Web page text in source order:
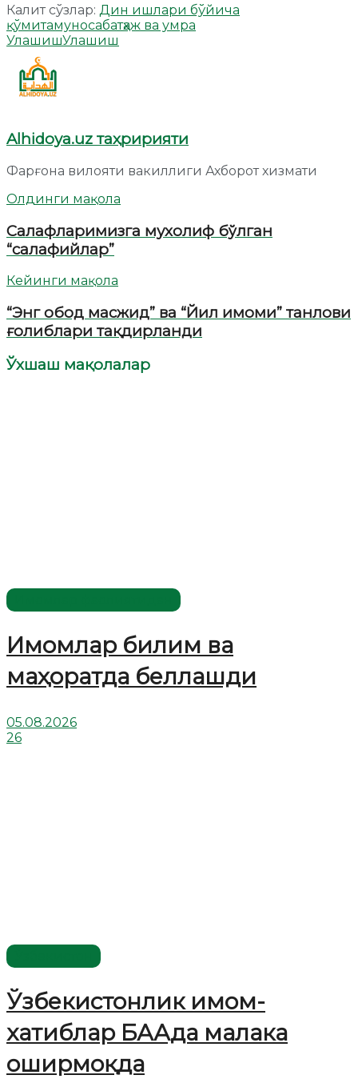
Калит сўзлар: Дин ишлари бўйича
қўмитамуносабатҳаж ва умра
УлашишУлашиш
Alhidoya.uz таҳририяти
Фарғона вилояти вакиллиги Ахборот хизмати
Олдинги мақола
Салафларимизга мухолиф бўлган
“салафийлар”
Кейинги мақола
“Энг обод масжид” ва “Йил имоми” танлови
ғолиблари тақдирланди
Ўхшаш мақолалар
Имомлар билим ва
маҳоратда беллашди
05.08.2026
26
Ўзбекистонлик имом-
хатиблар БААда малака
оширмоқда